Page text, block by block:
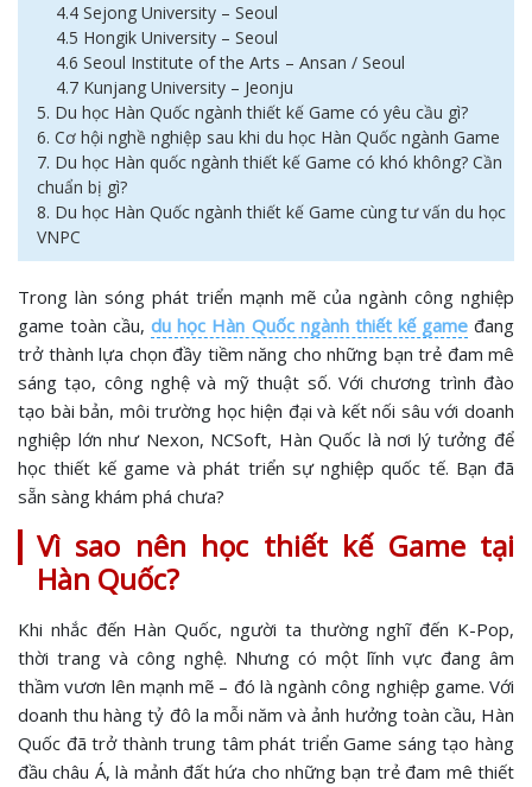
4.4 Sejong University – Seoul
4.5 Hongik University – Seoul
4.6 Seoul Institute of the Arts – Ansan / Seoul
4.7 Kunjang University – Jeonju
5. Du học Hàn Quốc ngành thiết kế Game có yêu cầu gì?
6. Cơ hội nghề nghiệp sau khi du học Hàn Quốc ngành Game
7. Du học Hàn quốc ngành thiết kế Game có khó không? Cần
chuẩn bị gì?
8. Du học Hàn Quốc ngành thiết kế Game cùng tư vấn du học
VNPC
Trong làn sóng phát triển mạnh mẽ của ngành công nghiệp
game toàn cầu,du học Hàn Quốc ngành thiết kế game đang
trở thành lựa chọn đầy tiềm năng cho những bạn trẻ đam mê
sáng tạo, công nghệ và mỹ thuật số. Với chương trình đào
tạo bài bản, môi trường học hiện đại và kết nối sâu với doanh
nghiệp lớn như Nexon, NCSoft, Hàn Quốc là nơi lý tưởng để
học thiết kế game và phát triển sự nghiệp quốc tế. Bạn đã
sẵn sàng khám phá chưa?
Vì sao nên học thiết kế Game tại
Hàn Quốc?
Khi nhắc đến Hàn Quốc, người ta thường nghĩ đến K-Pop,
thời trang và công nghệ. Nhưng có một lĩnh vực đang âm
thầm vươn lên mạnh mẽ – đó là ngành công nghiệp game. Với
doanh thu hàng tỷ đô la mỗi năm và ảnh hưởng toàn cầu, Hàn
Quốc đã trở thành trung tâm phát triển Game sáng tạo hàng
đầu châu Á, là mảnh đất hứa cho những bạn trẻ đam mê thiết